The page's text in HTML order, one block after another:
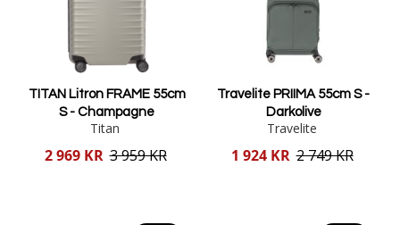
TITAN Litron FRAME 55cm
S - Champagne
Titan
Reducerat
2 969 KR 3 959 KR
Travelite PRIIMA 55cm S -
Darkolive
Travelite
Reducerat
1 924 KR 2 749 KR